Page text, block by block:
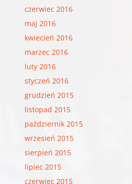
czerwiec 2016
maj 2016
kwiecień 2016
marzec 2016
luty 2016
styczeń 2016
grudzień 2015
listopad 2015
październik 2015
wrzesień 2015
sierpień 2015
lipiec 2015
czerwiec 2015